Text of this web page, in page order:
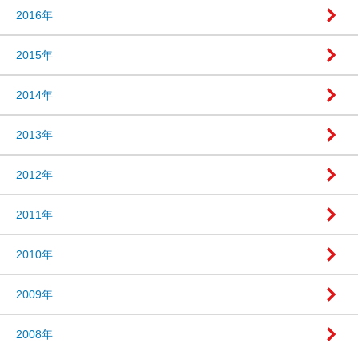
2016年
2015年
2014年
2013年
2012年
2011年
2010年
2009年
2008年